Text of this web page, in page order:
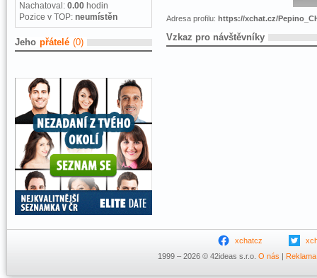
Nachatoval: 0.00 hodin
Pozice v TOP: neumístěn
Jeho přátelé (0)
Adresa profilu: https://xchat.cz/
Vzkaz pro návštěvníky
xchatcz
1999 – 2026 © 42ideas s.r.o. O nás | Reklama